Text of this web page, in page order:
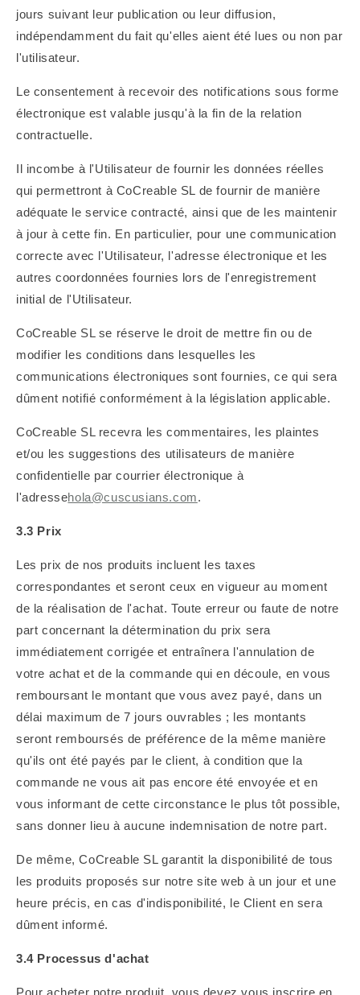
jours suivant leur publication ou leur diffusion,
indépendamment du fait qu'elles aient été lues ou non par
l'utilisateur.
Le consentement à recevoir des notifications sous forme
électronique est valable jusqu'à la fin de la relation
contractuelle.
Il incombe à l'Utilisateur de fournir les données réelles
qui permettront à CoCreable SL de fournir de manière
adéquate le service contracté, ainsi que de les maintenir
à jour à cette fin. En particulier, pour une communication
correcte avec l'Utilisateur, l'adresse électronique et les
autres coordonnées fournies lors de l'enregistrement
initial de l'Utilisateur.
CoCreable SL se réserve le droit de mettre fin ou de
modifier les conditions dans lesquelles les
communications électroniques sont fournies, ce qui sera
dûment notifié conformément à la législation applicable.
CoCreable SL recevra les commentaires, les plaintes
et/ou les suggestions des utilisateurs de manière
confidentielle par courrier électronique à
l'adressehola@cuscusians.com.
3.3 Prix
Les prix de nos produits incluent les taxes
correspondantes et seront ceux en vigueur au moment
de la réalisation de l'achat. Toute erreur ou faute de notre
part concernant la détermination du prix sera
immédiatement corrigée et entraînera l'annulation de
votre achat et de la commande qui en découle, en vous
remboursant le montant que vous avez payé, dans un
délai maximum de 7 jours ouvrables ; les montants
seront remboursés de préférence de la même manière
qu'ils ont été payés par le client, à condition que la
commande ne vous ait pas encore été envoyée et en
vous informant de cette circonstance le plus tôt possible,
sans donner lieu à aucune indemnisation de notre part.
De même, CoCreable SL garantit la disponibilité de tous
les produits proposés sur notre site web à un jour et une
heure précis, en cas d'indisponibilité, le Client en sera
dûment informé.
3.4 Processus d'achat
Pour acheter notre produit, vous devez vous inscrire en